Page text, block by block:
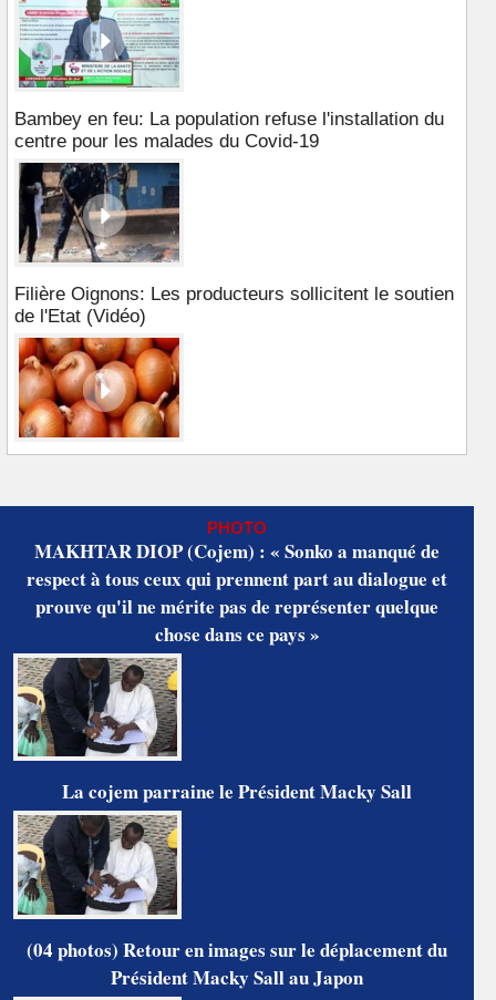
Bambey en feu: La population refuse l'installation du
centre pour les malades du Covid-19
Filière Oignons: Les producteurs sollicitent le soutien
de l'Etat (Vidéo)
PHOTO
MAKHTAR DIOP (Cojem) : « Sonko a manqué de
respect à tous ceux qui prennent part au dialogue et
prouve qu'il ne mérite pas de représenter quelque
chose dans ce pays »
La cojem parraine le Président Macky Sall
(04 photos) Retour en images sur le déplacement du
Président Macky Sall au Japon